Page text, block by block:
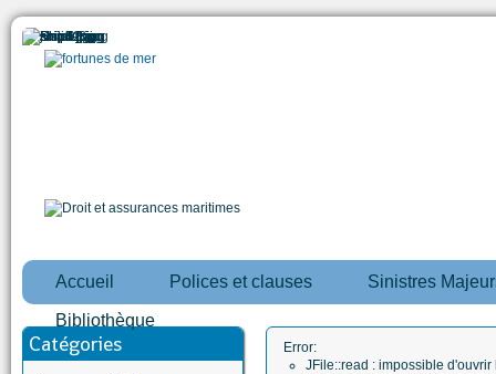
Accueil Polices et clauses Sinistres
Bibliothèque
Catégories
Error:
JFile::read : impossible d'ouvrir